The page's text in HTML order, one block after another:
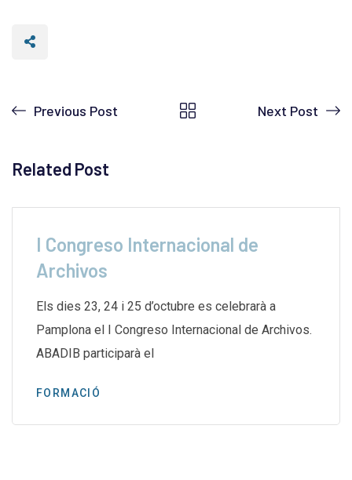
Previous Post Next Post
Related Post
I Congreso Internacional de
Archivos
Els dies 23, 24 i 25 d’octubre es celebrarà a
Pamplona el I Congreso Internacional de Archivos.
ABADIB participarà el
FORMACIÓ